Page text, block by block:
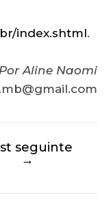
index.shtml.
Por Aline Naomi
seguinte
→